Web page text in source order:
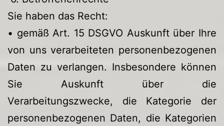
Sie haben das Recht:
• gemäß Art. 15 DSGVO Auskunft über Ihre
von uns verarbeiteten personenbezogenen
Daten zu verlangen. Insbesondere können
Sie Auskunft über die
Verarbeitungszwecke, die Kategorie der
personenbezogenen Daten, die Kategorien